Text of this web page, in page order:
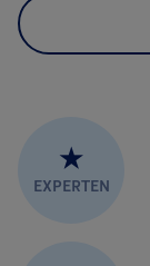
★
EXPERTEN